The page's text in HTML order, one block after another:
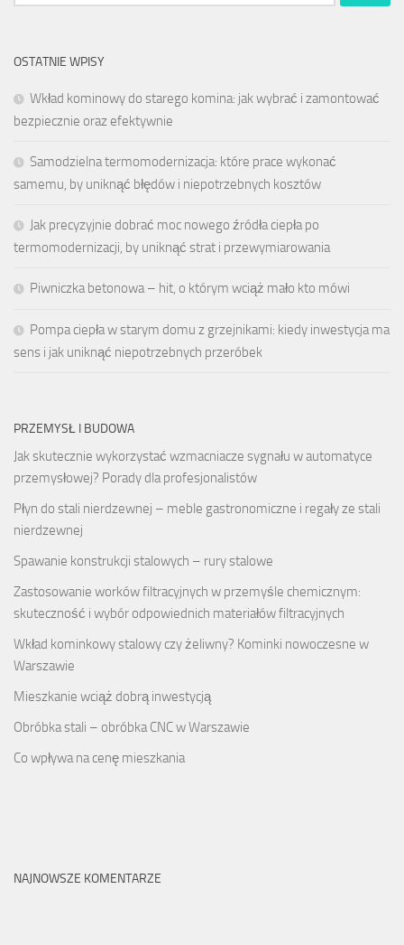
OSTATNIE WPISY
Wkład kominowy do starego komina: jak wybrać i zamontować
bezpiecznie oraz efektywnie
Samodzielna termomodernizacja: które prace wykonać
samemu, by uniknąć błędów i niepotrzebnych kosztów
Jak precyzyjnie dobrać moc nowego źródła ciepła po
termomodernizacji, by uniknąć strat i przewymiarowania
Piwniczka betonowa – hit, o którym wciąż mało kto mówi
Pompa ciepła w starym domu z grzejnikami: kiedy inwestycja ma
sens i jak uniknąć niepotrzebnych przeróbek
PRZEMYSŁ I BUDOWA
Jak skutecznie wykorzystać wzmacniacze sygnału w automatyce
przemysłowej? Porady dla profesjonalistów
Płyn do stali nierdzewnej – meble gastronomiczne i regały ze stali
nierdzewnej
Spawanie konstrukcji stalowych – rury stalowe
Zastosowanie worków filtracyjnych w przemyśle chemicznym:
skuteczność i wybór odpowiednich materiałów filtracyjnych
Wkład kominkowy stalowy czy żeliwny? Kominki nowoczesne w
Warszawie
Mieszkanie wciąż dobrą inwestycją
Obróbka stali – obróbka CNC w Warszawie
Co wpływa na cenę mieszkania
NAJNOWSZE KOMENTARZE